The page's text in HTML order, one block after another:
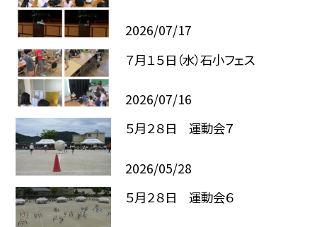
2026/07/17
７月１５日（水）石小フェス
2026/07/16
５月２８日 運動会７
2026/05/28
５月２８日 運動会６